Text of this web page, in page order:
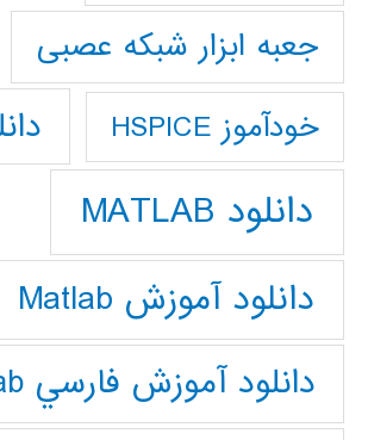
جعبه ابزار شبکه عصبی
خودآموز HSPICE
دانلود MATLAB
دانلود آموزش Matlab
دانلود آموزش فارسي Matlab